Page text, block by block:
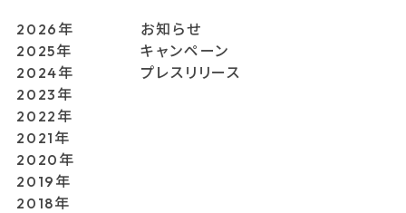
2026年
2025年
2024年
2023年
2022年
2021年
2020年
2019年
2018年
お知らせ
キャンペーン
プレスリリース